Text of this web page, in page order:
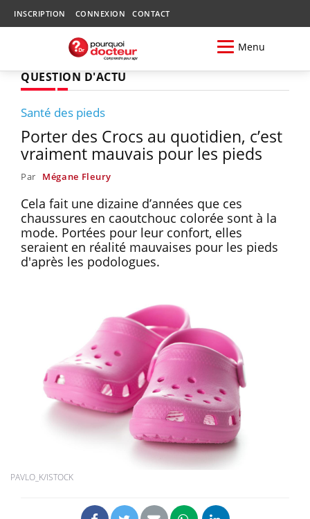
INSCRIPTION CONNEXION CONTACT
Menu
QUESTION D'ACTU
Santé des pieds
Porter des Crocs au quotidien, c’est
vraiment mauvais pour les pieds
Par Mégane Fleury
Cela fait une dizaine d’années que ces
chaussures en caoutchouc colorée sont à la
mode. Portées pour leur confort, elles
seraient en réalité mauvaises pour les pieds
d'après les podologues.
PAVLO_K/ISTOCK